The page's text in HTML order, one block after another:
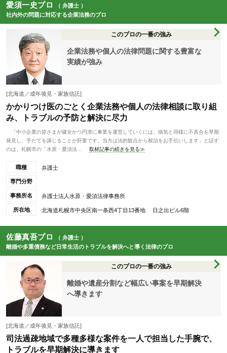
愛須一史プロ
（ 弁護士 ）
社内外の問題に対応する企業法務のプロ
このプロの一番の強み
企業法務や個人の法律問題に関する豊富な
実績が強み
[北海道／成年後見・家族信託]
かかりつけ医のごとく企業法務や個人の法律相談に取り組
み、トラブルの予防と解決に尽力
「中小企業の皆さまが健全かつ円滑に事業を運営していくには、病気と同様に不具合を早期
発見し、手だてを講じることが肝要です。当方は法的観点から根治をお手伝いします」と話す
のは、札幌市の「水原・愛須法...
取材記事の続きを見る≫
職種 弁護士
専門分野
事務所名 弁護士法人水原・愛須法律事務所
所在地 北海道札幌市中央区南一条西4丁目13番地 日之出ビル6階
佐藤真吾プロ
（ 弁護士 ）
離婚や多重債務など日常生活のトラブルを解決へと導く法律のプロ
このプロの一番の強み
離婚や遺産分割など幅広い事案を早期解決
へ導きます
[北海道／成年後見・家族信託]
司法過疎地域で多種多様な案件を一人で担当した手腕で、
トラブルを早期解決に導きます